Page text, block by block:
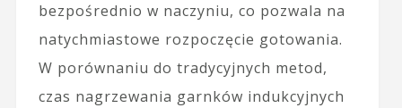
bezpośrednio w naczyniu, co pozwala na
natychmiastowe rozpoczęcie gotowania.
W porównaniu do tradycyjnych metod,
czas nagrzewania garnków indukcyjnych